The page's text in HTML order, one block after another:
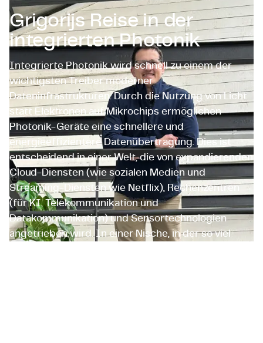
Grigorijs Reise in der
integrierten Photonik
Integrierte Photonik wird schnell zu einem der
wichtigsten Treiber moderner
Dateninfrastrukturen. Durch die Nutzung von Licht
statt Elektronen auf Mikrochips ermöglichen
Photonik-Geräte eine schnellere und
energieeffizientere Datenübertragung. Dies ist
entscheidend in einer Welt, die von expandierenden
Cloud-Diensten (wie sozialen Medien und
Streaming-Diensten wie Netflix), Rechenzentren
(für KI, Telekommunikation und
Datakommunikation) und Sensortechnologien
angetrieben wird. In einer Nische, in der so viel